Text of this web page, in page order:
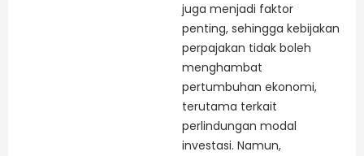
juga menjadi faktor
penting, sehingga kebijakan
perpajakan tidak boleh
menghambat
pertumbuhan ekonomi,
terutama terkait
perlindungan modal
investasi. Namun,